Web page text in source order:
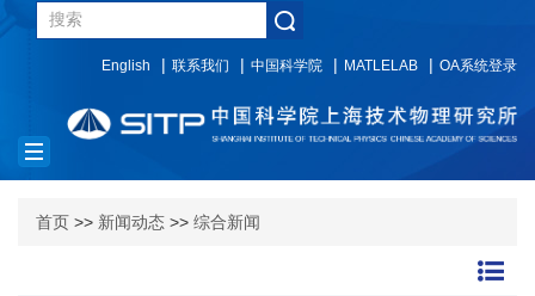
English 联系我们 中国科学院 MATLELAB OA系统登录
Toggle
navigation
首页 >> 新闻动态 >> 综合新闻